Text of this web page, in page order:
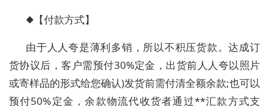
◆【付款方式】
由于人人夸是薄利多销，所以不积压货款。达成订
货协议后，客户需预付30%定金，出货前人人夸以照片
或寄样品的形式给您确认)发货前需付清全额余款;也可以
预付50%定金，余款物流代收货者通过**汇款方式支